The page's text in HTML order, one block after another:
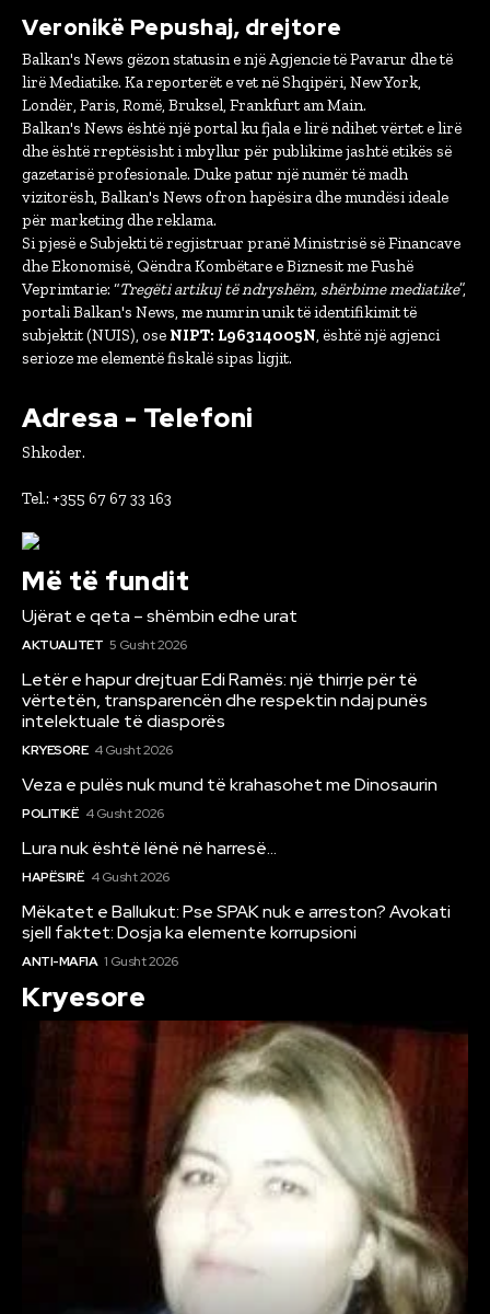
Veronikë Pepushaj, drejtore
Balkan's News gëzon statusin e një Agjencie të Pavarur dhe të
lirë Mediatike. Ka reporterët e vet në Shqipëri, New York,
Londër, Paris, Romë, Bruksel, Frankfurt am Main.
Balkan's News është një portal ku fjala e lirë ndihet vërtet e lirë
dhe është rreptësisht i mbyllur për publikime jashtë etikës së
gazetarisë profesionale. Duke patur një numër të madh
vizitorësh, Balkan's News ofron hapësira dhe mundësi ideale
për marketing dhe reklama.
Si pjesë e Subjekti të regjistruar pranë Ministrisë së Financave
dhe Ekonomisë, Qëndra Kombëtare e Biznesit me Fushë
Veprimtarie: “Tregëti artikuj të ndryshëm, shërbime mediatike”,
portali Balkan's News, me numrin unik të identifikimit të
subjektit (NUIS), ose NIPT: L96314005N, është një agjenci
serioze me elementë fiskalë sipas ligjit.
Adresa - Telefoni
Shkoder.
Tel.: +355 67 67 33 163
Më të fundit
Ujërat e qeta – shëmbin edhe urat
AKTUALITET 5 Gusht 2026
Letër e hapur drejtuar Edi Ramës: një thirrje për të
vërtetën, transparencën dhe respektin ndaj punës
intelektuale të diasporës
KRYESORE 4 Gusht 2026
Veza e pulës nuk mund të krahasohet me Dinosaurin
POLITIKË 4 Gusht 2026
Lura nuk është lënë në harresë…
HAPËSIRË 4 Gusht 2026
Mëkatet e Ballukut: Pse SPAK nuk e arreston? Avokati
sjell faktet: Dosja ka elemente korrupsioni
ANTI-MAFIA 1 Gusht 2026
Kryesore